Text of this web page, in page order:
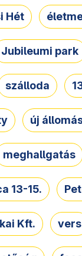
Hét
Jubileumi park
szálloda
új
meghallgatás
13-15.
Kft. vers